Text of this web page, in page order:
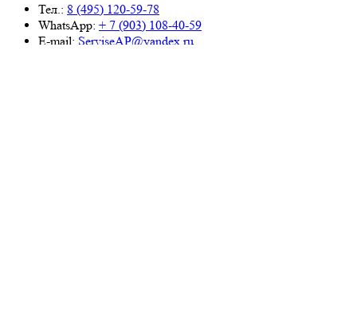
Тел.: 8 (495) 120-59-78
WhatsApp: + 7 (903) 108-40-59
E-mail: ServiseAP@yandex.ru